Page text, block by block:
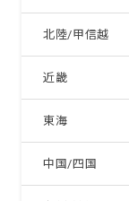
北陸/甲信越
近畿
東海
中国/四国